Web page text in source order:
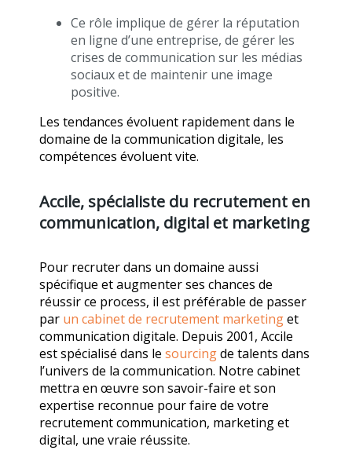
Ce rôle implique de gérer la réputation
en ligne d’une entreprise, de gérer les
crises de communication sur les médias
sociaux et de maintenir une image
positive.
Les tendances évoluent rapidement dans le
domaine de la communication digitale, les
compétences évoluent vite.
Accile, spécialiste du recrutement en
communication, digital et marketing
Pour recruter dans un domaine aussi
spécifique et augmenter ses chances de
réussir ce process, il est préférable de passer
par un cabinet de recrutement marketinget
communication digitale. Depuis 2001, Accile
est spécialisé dans le sourcingde talents dans
l’univers de la communication. Notre cabinet
mettra en œuvre son savoir-faire et son
expertise reconnue pour faire de votre
recrutement communication, marketing et
digital, une vraie réussite.